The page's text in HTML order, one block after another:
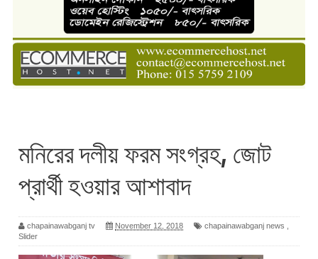
মনিরের দলীয় ফরম সংগ্রহ, জোট
প্রার্থী হওয়ার আশাবাদ
chapainawabganj tv November 12, 2018 chapainawabganj news
Slider